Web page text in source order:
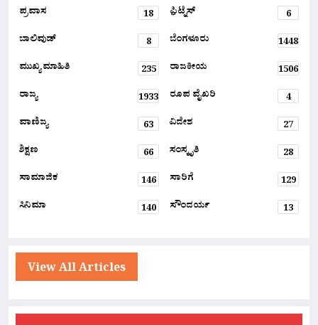
ಪ್ರವಾಸ
18 ಫ಼ಿಟ್ನೆಸ್
6
ಬಾಲಿವುಡ್
8 ಬೆಂಗಳೂರು
1448
ಮುಖ್ಯ ಮಾಹಿತಿ
235 ರಾಜಕೀಯ
1506
ರಾಜ್ಯ
1933 ರೂಪ ವೈಖರಿ
4
ವಾಣಿಜ್ಯ
63 ವಿದೇಶ
27
ಶಿಕ್ಷಣ
66 ಸಂಸ್ಕೃತಿ
28
ಸಾಮಾಜಿಕ
146 ಸಾರಿಗೆ
129
ಸಿನಿಮಾ
140 ಸೌಂದರ್ಯ 13
View All Articles